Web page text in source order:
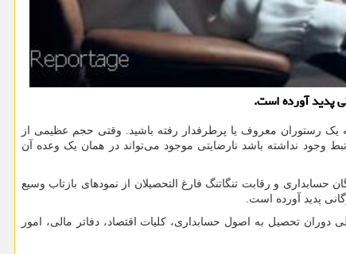
پدید آورده است.
یک رستوران معروف یا پرطرفدار رفته باشید. وقتی حجم عظیمی از
وجود نداشته باشد نارضایتی موجود می‌تواند در همان یک وعده آن
و رقابت تنگاتنگ فارغ التحصیلان از نمودهای بازتاب‌ وسیع
پدید آورده است.
تحصیل به اصول حسابداری، کلیات اقتصاد، دفاتر مالی، امور